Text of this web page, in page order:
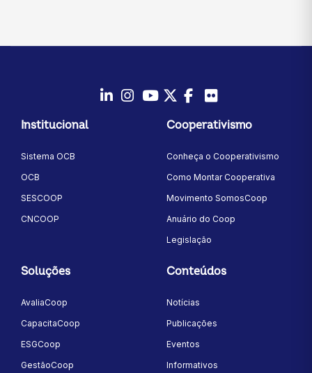
Instagram
YoutubeTwitter/X
Facebook
Institucional
Sistema OCB
OCB
SESCOOP
CNCOOP
Cooperativismo
Conheça o Cooperativismo
Como Montar Cooperativa
Movimento SomosCoop
Anuário do Coop
Legislação
Soluções
AvaliaCoop
CapacitaCoop
ESGCoop
GestãoCoop
Conteúdos
Notícias
Publicações
Eventos
Informativos